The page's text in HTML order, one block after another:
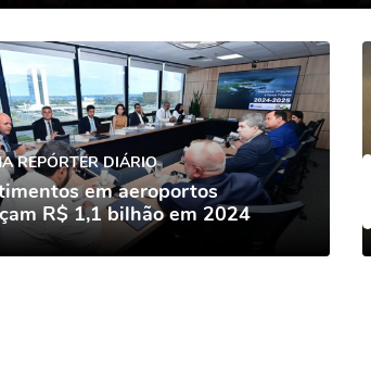
REPÓRTER DIÁRIO
em aeroportos
R$ 1,1 bilhão em 2024